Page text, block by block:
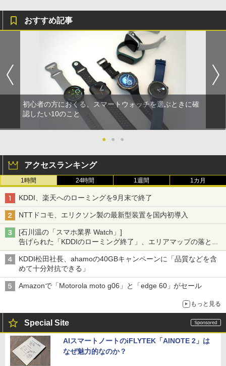
おすすめ記事
初心者の方におくる、スマートウォッチを選ぶときに確
認したい10のこと
● ● ●
アクセスランキング
1時間 24時間 1週間 1カ月
KDDI、楽天へのローミングを9月末で終了
NTTドコモ、エリクソン製の最新型装置を国内初導入
[石川温の「スマホ業界 Watch」]
告げられた「KDDIのローミング終了」、エリアマップの落とし
穴と楽天モバイルの課題
KDDI松田社長、ahamoの40GBキャンペーンに「品質などを含
めて十分対抗できる」
Amazonで「Motorola moto g06」と「edge 60」がセール
もっと見る
Special Site
AIスマートノートのiFLYTEK「AINOTE 2」は
なぜ魅力的なのか？